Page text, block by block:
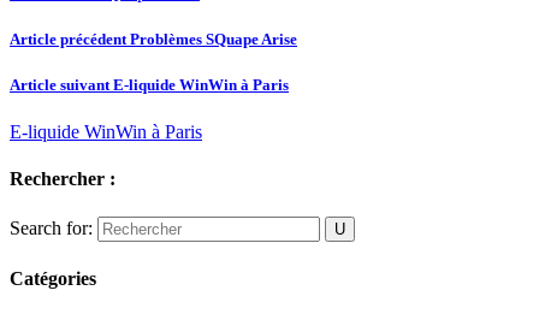
Article précédent Problèmes SQuape Arise
Article suivant E-liquide WinWin à Paris
E-liquide WinWin à Paris
Rechercher :
Search for:
Catégories